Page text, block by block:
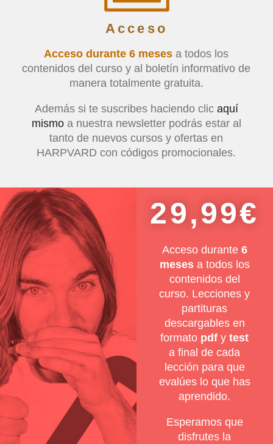
Acceso
Acceso durante 6 meses a todos los
contenidos del curso y al boletín informativo de
manera totalmente gratuita.
Además si te suscribes haciendo clic aquí
mismoa nuestra newsletter podrás estar al
tanto de nuevos cursos y ofertas en
HARPVARD con códigos promocionales.
29,99€
Acceso durante 6
mesesa todos los
contenidos del
curso. Lecciones y
partituras
descargables en
formato pdf ytest
a final de cada
lección para que
evalúes lo que has
aprendido.
Esperamos que
disfrutes la